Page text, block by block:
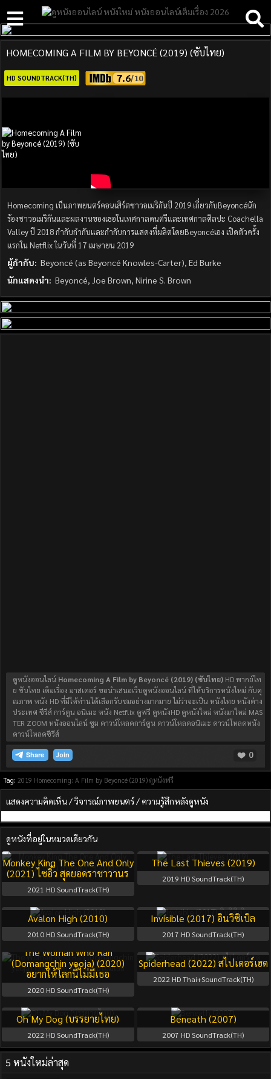
HOMECOMING A FILM BY BEYONCÉ (2019) (ซับไทย)
HD SOUNDTRACK(TH) 7.6
Homecoming เป็นภาพยนตร์คอนเสิร์ตชาวอเมริกันปี 2019 เกี่ยวกับBeyoncéนัก
ร้องชาวอเมริกันและผลงานของเธอในเทศกาลดนตรีและเทศกาลศิลปะ Coachella
Valley ปี 2018 กำกับกำกับและกำกับการแสดงที่ผลิตโดยBeyoncéเอง เปิดตัวครั้ง
แรกใน Netflix ในวันที่ 17 เมษายน 2019
ผู้กำกับ: Beyoncé (as Beyoncé Knowles-Carter), Ed Burke
นักแสดงนำ: Beyoncé, Joe Brown, Nirine S. Brown
ดูหนังออนไลน์ Homecoming A Film by Beyoncé (2019) (ซับไทย) HD พากย์ไท
ย ซับไทย เต็มเรื่อง มาสเตอร์ ขอนำเสนอเว็บดูหนังออนไลน์ ที่ให้บริการหนังใหม่ กับคุ
ณภาพ หนัง HD ที่มีให้ท่านได้เลือกรับชมอย่างมากมาย ไม่ว่าจะเป็น หนังไทย หนังต่าง
ประเทศ ซีรีส์ การ์ตูน อนิเมะ หนัง Netflix ดูฟรี ดูหนังHD ดูหนังใหม่ หนังมาใหม่ MAS
TER ZOOM หนังออนไลน์ ซูม ดาวน์โหลดการ์ตูน ดาวน์โหลดอนิเมะ ดาวน์โหลดหนัง
ดาวน์โหลดซีรีส์
Join 0
Tag: 2019 Homecoming: A Film by Beyoncé (2019) ดูหนังฟรี
แสดงความคิดเห็น / วิจารณ์ภาพยนตร์ / ความรู้สึกหลังดูหนัง
ดูหนังที่อยู่ในหมวดเดียวกัน
Monkey King The One And Only
(2021) ไซอิ๋ว สุดยอดราชาวานร
2021 HD SoundTrack(TH)
The Last Thieves (2019)
2019 HD SoundTrack(TH)
Avalon High (2010)
2010HD SoundTrack(TH)
Invisible (2017) อินวิซิเบิล
2017 HD SoundTrack(TH)
The Woman Who Ran
(Domangchin yeoja) (2020)
อยากให้โลกนี้ไม่มีเธอ
2020HD SoundTrack(TH)
Spiderhead (2022) สไปเดอร์เฮด
2022 HD Thai+SoundTrack(TH)
Oh My Dog (บรรยายไทย)
2022 HD SoundTrack(TH)
Beneath (2007)
2007 HD SoundTrack(TH)
5 หนังใหม่ล่าสุด